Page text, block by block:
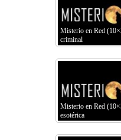
Misterio en Red
criminal
Misterio en Red
esotérica